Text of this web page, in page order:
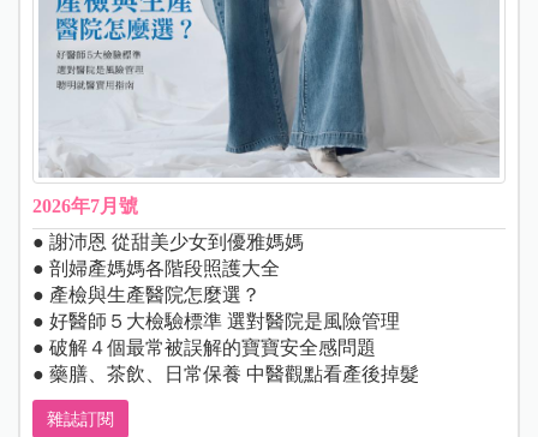
2026年7月號
● 謝沛恩 從甜美少女到優雅媽媽
● 剖婦產媽媽各階段照護大全
● 產檢與生產醫院怎麼選？
● 好醫師５大檢驗標準 選對醫院是風險管理
● 破解４個最常被誤解的寶寶安全感問題
● 藥膳、茶飲、日常保養 中醫觀點看產後掉髮
雜誌訂閱